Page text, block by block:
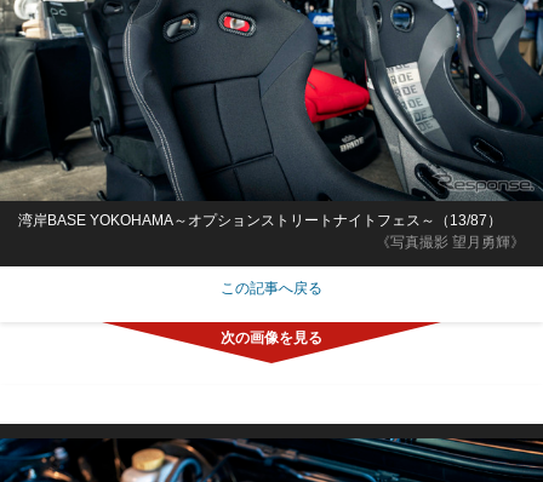
《写真撮影 望月勇輝》
湾岸BASE YOKOHAMA～オプションストリートナイトフェス～（13/87）
この記事へ戻る